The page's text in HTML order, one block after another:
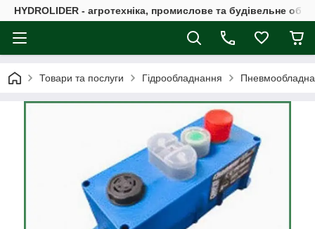
HYDROLIDER - агротехніка, промислове та будівельне
Товари та послуги Гідрообладнання